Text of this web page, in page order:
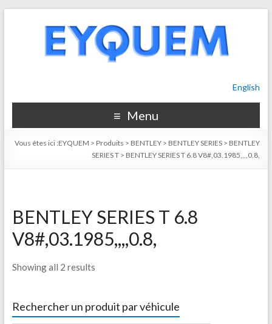
English
Menu
Vous êtes ici :EYQUEM > Produits > BENTLEY > BENTLEY SERIES > BENTLEY
SERIES T > BENTLEY SERIES T 6.8 V8#,03.1985,,,,0.8,
BENTLEY SERIES T 6.8
V8#,03.1985,,,,0.8,
Showing all 2 results
Rechercher un produit par véhicule